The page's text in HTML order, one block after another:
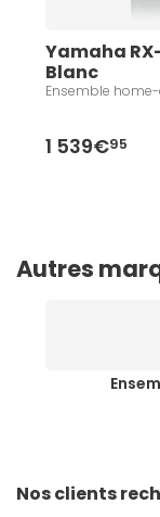
Yamaha
Blanc
Ensemble home-
1 539€95
Autres
Nos clients